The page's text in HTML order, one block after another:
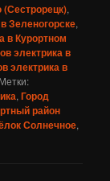
,
Зеленогорске,
в Курортном
электрика в
электрика в
Метки:
,Город
район
Солнечное,